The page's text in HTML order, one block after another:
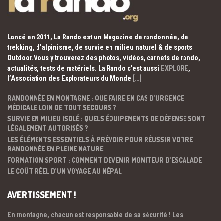
Lancé en 2011, La Rando est un Magazine de randonnée, de
trekking, d’alpinisme, de survie en milieu naturel & de sports
Outdoor.Vous y trouverez des photos, vidéos, carnets de rando,
actualités, tests de matériels. La Rando c’est aussi EXPLORE,
l’Association des Explorateurs du Monde […]
RANDONNÉE EN MONTAGNE : QUE FAIRE EN CAS D’URGENCE
MÉDICALE LOIN DE TOUT SECOURS ?
SURVIE EN MILIEU ISOLÉ : QUELS ÉQUIPEMENTS DE DÉFENSE SONT
LÉGALEMENT AUTORISÉS ?
LES ÉLÉMENTS ESSENTIELS À PRÉVOIR POUR RÉUSSIR VOTRE
RANDONNÉE EN PLEINE NATURE
FORMATION SPORT : COMMENT DEVENIR MONITEUR D’ESCALADE
LE COÛT RÉEL D’UN VOYAGE AU NÉPAL
AVERTISSEMENT !
En montagne, chacun est responsable de sa sécurité ! Les